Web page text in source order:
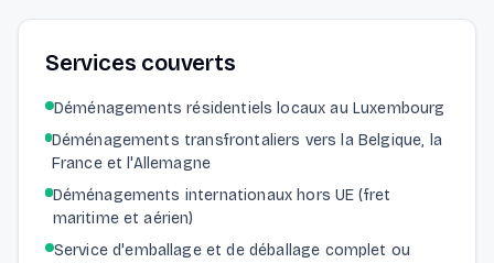
Services couverts
Déménagements résidentiels locaux au Luxembourg
Déménagements transfrontaliers vers la Belgique, la
France et l'Allemagne
Déménagements internationaux hors UE (fret
maritime et aérien)
Service d'emballage et de déballage complet ou